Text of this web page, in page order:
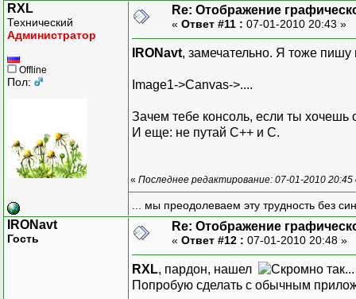
RXL
Технический
Администратор
Offline
Пол:
Re: Отображение
« Ответ #11 : 07-01-2010 20:43 »
IRONavt, замечательно. Я тоже
Image1->Canvas->....
Зачем тебе консоль, если ты
И еще: не путай C++ и C.
« Последнее редактирование: 07-01-2010
... мы преодолеваем эту трудность без
IRONavt
Гость
Re: Отображение
« Ответ #12 : 07-01-2010 20:48 »
RXL, пардон, нашел
Попробую сделать с обычным